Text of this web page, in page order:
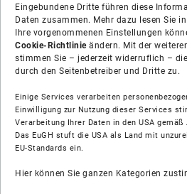
Eingebundene Dritte führen diese
Daten zusammen. Mehr dazu lesen Sie
Ihre vorgenommenen Einstellungen
Cookie-Richtlinieändern. Mit der
stimmen Sie – jederzeit widerruflich –
durch den Seitenbetreiber und Dritte zu.
Einige Services verarbeiten
Einwilligung zur Nutzung dieser Services
Verarbeitung Ihrer Daten in den USA
Das EuGH stuft die USA als Land mit
EU-Standards ein.
Hier können Sie ganzen Kategorien
Über uns
Soziale Medien